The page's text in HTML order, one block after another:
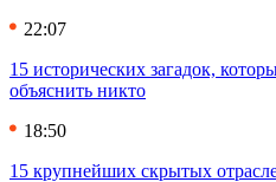
22:07
15 исторических загадок,
объяснить никто
18:50
15 крупнейших скрытых